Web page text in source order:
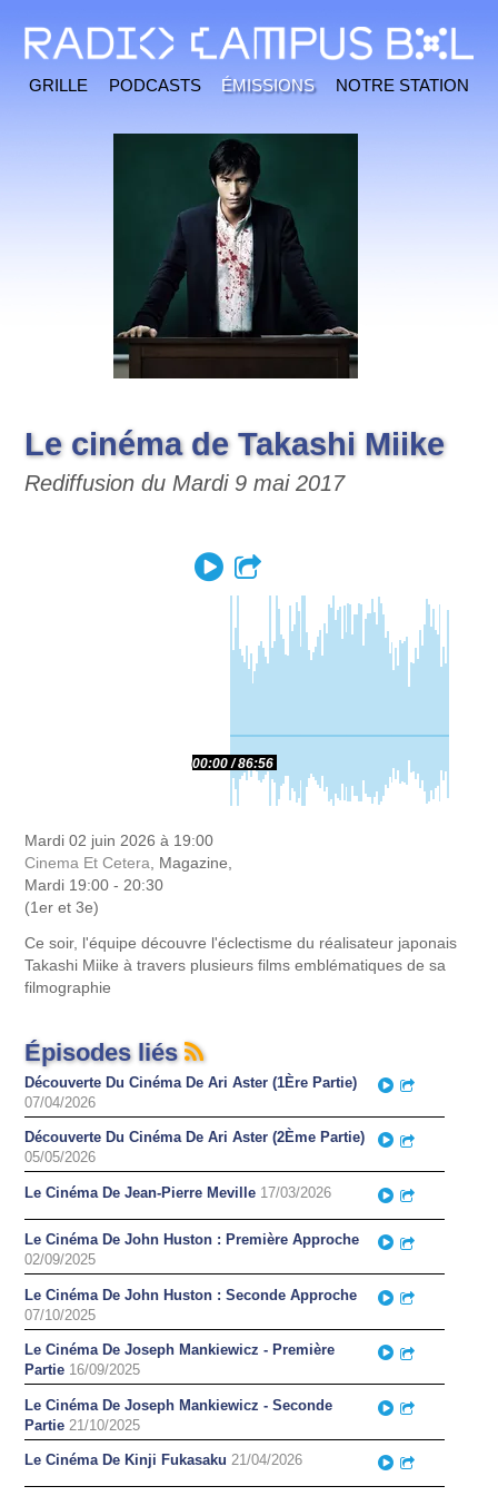
Grille Podcasts Émissions Notre station
Le cinéma de Takashi Miike
Rediffusion du Mardi 9 mai 2017
Play
00:00 86:56
Mardi 02 juin 2026 à 19:00
Cinema Et Cetera, Magazine,
Mardi 19:00 - 20:30
(1er et 3e)
Ce soir, l'équipe découvre l'éclectisme du réalisateur japonais
Takashi Miike à travers plusieurs films emblématiques de sa
filmographie
Épisodes liés
Découverte Du Cinéma De Ari Aster (1Ère Partie)
07/04/2026
Play
Découverte Du Cinéma De Ari Aster (2Ème Partie)
05/05/2026
Play
Le Cinéma De Jean-Pierre Meville 17/03/2026 Play
Le Cinéma De John Huston : Première Approche
02/09/2025
Play
Le Cinéma De John Huston : Seconde Approche
07/10/2025
Play
Le Cinéma De Joseph Mankiewicz - Première
Partie 16/09/2025
Play
Le Cinéma De Joseph Mankiewicz - Seconde
Partie 21/10/2025
Play
Le Cinéma De Kinji Fukasaku 21/04/2026 Play